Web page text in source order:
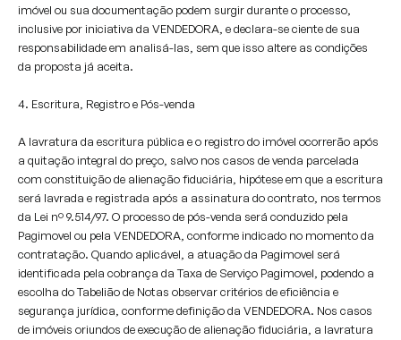
imóvel ou sua documentação podem surgir durante o processo,
inclusive por iniciativa da VENDEDORA, e declara-se ciente de sua
responsabilidade em analisá-las, sem que isso altere as condições
da proposta já aceita.
4. Escritura, Registro e Pós-venda
A lavratura da escritura pública e o registro do imóvel ocorrerão após
a quitação integral do preço, salvo nos casos de venda parcelada
com constituição de alienação fiduciária, hipótese em que a escritura
será lavrada e registrada após a assinatura do contrato, nos termos
da Lei nº 9.514/97. O processo de pós-venda será conduzido pela
Pagimovel ou pela VENDEDORA, conforme indicado no momento da
contratação. Quando aplicável, a atuação da Pagimovel será
identificada pela cobrança da Taxa de Serviço Pagimovel, podendo a
escolha do Tabelião de Notas observar critérios de eficiência e
segurança jurídica, conforme definição da VENDEDORA. Nos casos
de imóveis oriundos de execução de alienação fiduciária, a lavratura